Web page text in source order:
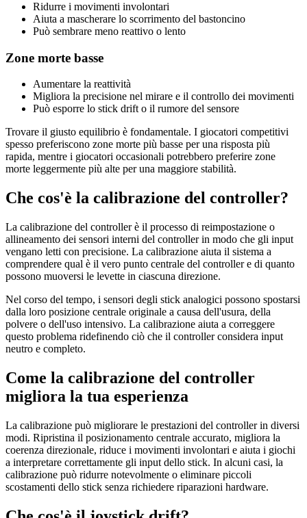
Ridurre i movimenti involontari
Aiuta a mascherare lo scorrimento del bastoncino
Può sembrare meno reattivo o lento
Zone morte basse
Aumentare la reattività
Migliora la precisione nel mirare e il controllo dei movimenti
Può esporre lo stick drift o il rumore del sensore
Trovare il giusto equilibrio è fondamentale. I giocatori competitivi
spesso preferiscono zone morte più basse per una risposta più
rapida, mentre i giocatori occasionali potrebbero preferire zone
morte leggermente più alte per una maggiore stabilità.
Che cos'è la calibrazione del controller?
La calibrazione del controller è il processo di reimpostazione o
allineamento dei sensori interni del controller in modo che gli input
vengano letti con precisione. La calibrazione aiuta il sistema a
comprendere qual è il vero punto centrale del controller e di quanto
possono muoversi le levette in ciascuna direzione.
Nel corso del tempo, i sensori degli stick analogici possono spostarsi
dalla loro posizione centrale originale a causa dell'usura, della
polvere o dell'uso intensivo. La calibrazione aiuta a correggere
questo problema ridefinendo ciò che il controller considera input
neutro e completo.
Come la calibrazione del controller
migliora la tua esperienza
La calibrazione può migliorare le prestazioni del controller in diversi
modi. Ripristina il posizionamento centrale accurato, migliora la
coerenza direzionale, riduce i movimenti involontari e aiuta i giochi
a interpretare correttamente gli input dello stick. In alcuni casi, la
calibrazione può ridurre notevolmente o eliminare piccoli
scostamenti dello stick senza richiedere riparazioni hardware.